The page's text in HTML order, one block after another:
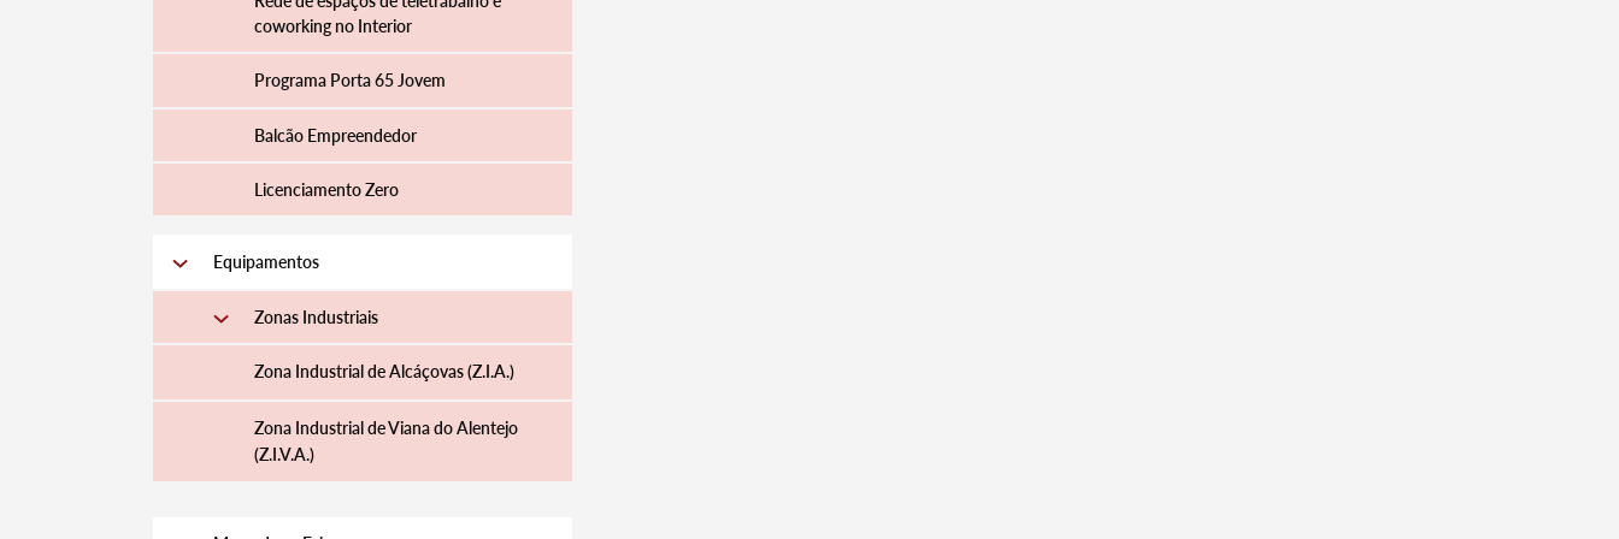
coworking no Interior
Programa Porta 65 Jovem
Balcão Empreendedor
Licenciamento Zero
Equipamentos
Zonas Industriais
Zona Industrial de Alcáçovas (Z.I.A.)
Zona Industrial de Viana do Alentejo
(Z.I.V.A.)